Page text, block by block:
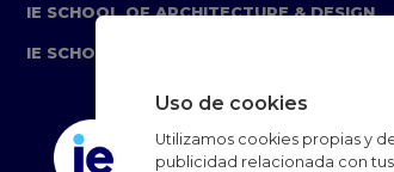
IE SCHOOL OF ARCHITECTURE & DESIGN
IE SCHOOL OF SCIENCE & TECHNOLOGY
Uso de cookies
Utilizamos cookies propias y
publicidad relacionada con